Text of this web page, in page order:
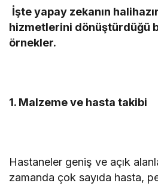
İşte yapay zekanın
hizmetlerini dönüştürdüğü
örnekler.
1. Malzeme ve hasta takibi
Hastaneler geniş ve açık
zamanda çok sayıda hasta,